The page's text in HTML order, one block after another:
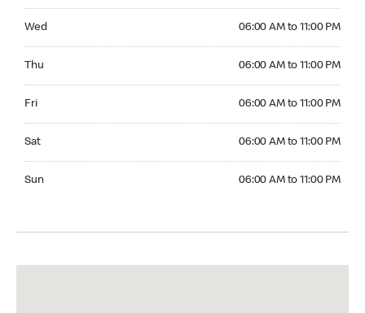
Wed 06:00 AM to 11:00 PM
Thu 06:00 AM to 11:00 PM
Fri 06:00 AM to 11:00 PM
Sat 06:00 AM to 11:00 PM
Sun 06:00 AM to 11:00 PM